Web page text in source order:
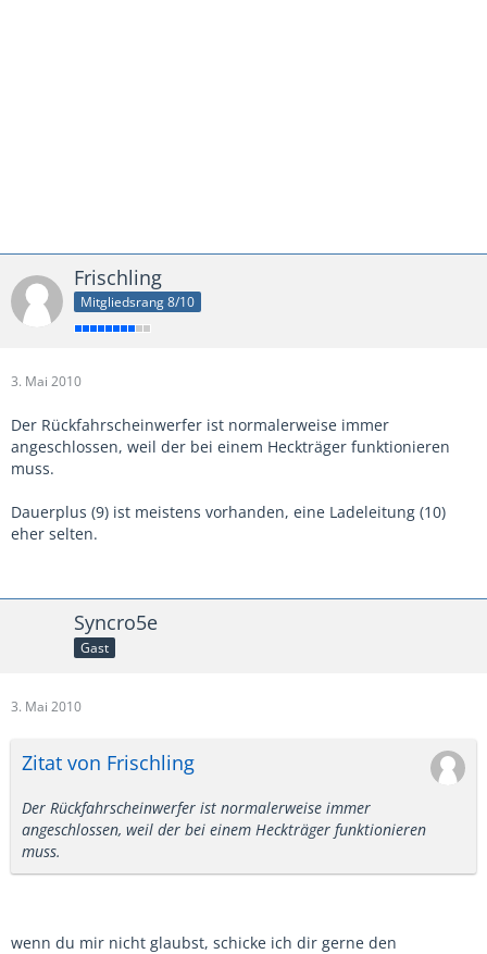
Frischling
Mitgliedsrang 8/10
3. Mai 2010
Der Rückfahrscheinwerfer ist normalerweise immer
angeschlossen, weil der bei einem Heckträger funktionieren
muss.
Dauerplus (9) ist meistens vorhanden, eine Ladeleitung (10)
eher selten.
Syncro5e
Gast
3. Mai 2010
Zitat von Frischling
Der Rückfahrscheinwerfer ist normalerweise immer
angeschlossen, weil der bei einem Heckträger funktionieren
muss.
wenn du mir nicht glaubst, schicke ich dir gerne den